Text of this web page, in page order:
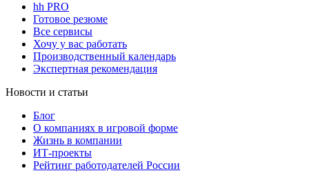
hh PRO
Готовое резюме
Все сервисы
Хочу у вас работать
Производственный календарь
Экспертная рекомендация
Новости и статьи
Блог
О компаниях в игровой форме
Жизнь в компании
ИТ-проекты
Рейтинг работодателей России